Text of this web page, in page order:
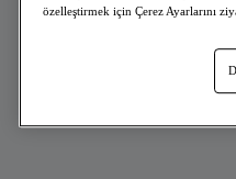
özelleştirmek için Çerez Ayarlarını